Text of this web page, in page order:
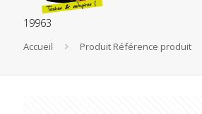
19963
Accueil Produit Référence produit